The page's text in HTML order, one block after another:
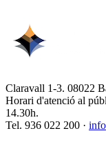
Claravall 1-3. 08022
Horari d'atenció al
14.30h.
Tel. 936 022 200 ·